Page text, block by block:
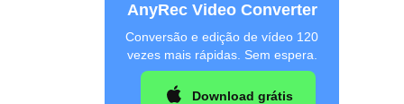
AnyRec Video Converter
Conversão e edição de vídeo 120
vezes mais rápidas. Sem espera.
Download grátis